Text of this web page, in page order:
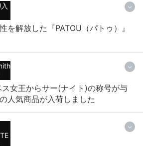
を解放した『PATOU（パトゥ）』
女王からサー(ナイト)の称号が与
人気商品が入荷しました